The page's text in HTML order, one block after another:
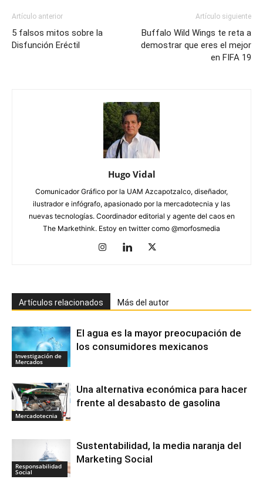
Artículo anterior
5 falsos mitos sobre la
Disfunción Eréctil
Artículo siguiente
Buffalo Wild Wings te reta a
demostrar que eres el mejor
en FIFA 19
Hugo Vidal
Comunicador Gráfico por la UAM Azcapotzalco, diseñador,
ilustrador e infógrafo, apasionado por la mercadotecnia y las
nuevas tecnologías. Coordinador editorial y agente del caos en
The Markethink. Estoy en twitter como @morfosmedia
Artículos relacionados Más del autor
Investigación de
Mercados
El agua es la mayor preocupación de
los consumidores mexicanos
Mercadotecnia
Una alternativa económica para hacer
frente al desabasto de gasolina
Responsabilidad
Social
Sustentabilidad, la media naranja del
Marketing Social